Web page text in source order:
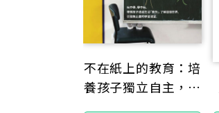
不在紙上的教育：培
養孩子獨立自主，一